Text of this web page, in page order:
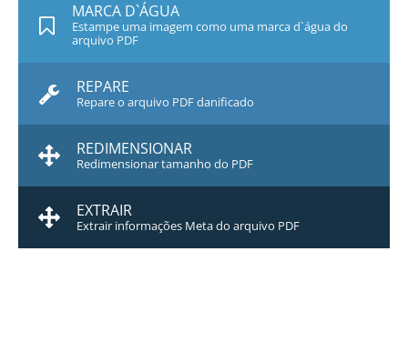
MARCA D`ÁGUA
Estampe uma imagem como uma marca d`água do
arquivo PDF
REPARE
Repare o arquivo PDF danificado
REDIMENSIONAR
Redimensionar tamanho do PDF
EXTRAIR
Extrair informações Meta do arquivo PDF